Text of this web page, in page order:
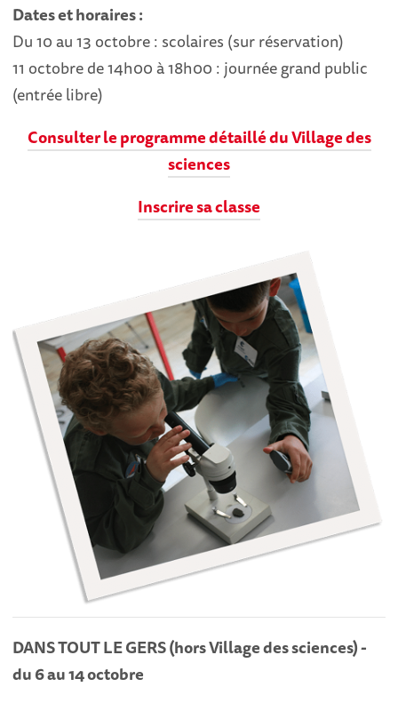
Dates et horaires :
Du 10 au 13 octobre : scolaires (sur réservation)
11 octobre de 14h00 à 18h00 : journée grand public
(entrée libre)
Consulter le programme détaillé du Village des
sciences
Inscrire sa classe
DANS TOUT LE GERS (hors Village des sciences) -
du 6 au 14 octobre